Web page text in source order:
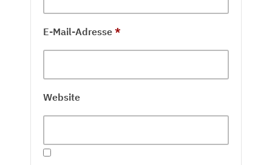
E-Mail-Adresse *
Website